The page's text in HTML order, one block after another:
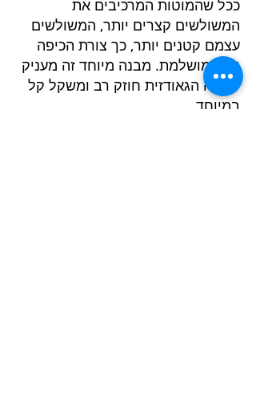
ככל שהמוטות המרכיבים את
המשולשים קצרים יותר, המשולשים
עצמם קטנים יותר, כך צורת הכיפה
יותר מושלמת. מבנה מיוחד זה מעניק
לכיפה הגאודזית חוזק רב ומשקל קל
במיוחד.